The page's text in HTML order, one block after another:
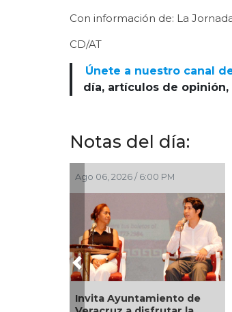
Con información de: La
CD/AT
Únete a nuestro canal
día, artículos de
Notas del día:
de
Ago 06, 2026 / 3:53 PM
Desfile de estrellas
Previous